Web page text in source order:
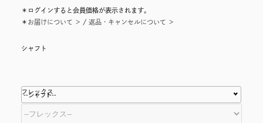
＊ログインすると会員価格が表示されます。
＊ お届けについて ＞ / 返品・キャンセルについて ＞
シャフト
--シャフト--
フレックス